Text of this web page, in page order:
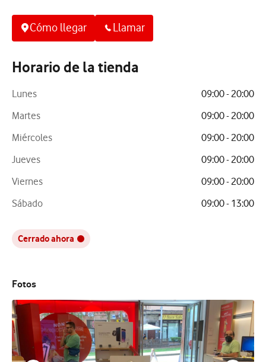
Cómo llegar Llamar
Horario de la tienda
Lunes
09:00 - 20:00
Martes
09:00 - 20:00
Miércoles
09:00 - 20:00
Jueves
09:00 - 20:00
Viernes
09:00 - 20:00
Sábado
09:00 - 13:00
Cerrado ahora
Fotos